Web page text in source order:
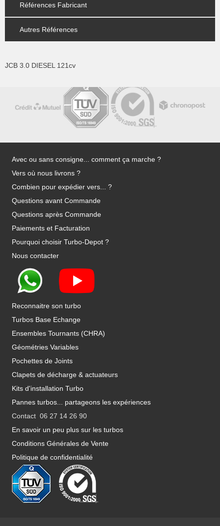
Références Fabricant
Autres Références
JCB 3.0 DIESEL 121cv
Avec ou sans consigne... comment ça marche ?
Vers où nous livrons ?
Combien pour expédier vers... ?
Questions avant Commande
Questions après Commande
Paiements et Facturation
Pourquoi choisir Turbo-Depot ?
Nous contacter
Reconnaitre son turbo
Turbos Base Echange
Ensembles Tournants (CHRA)
Géométries Variables
Pochettes de Joints
Clapets de décharge & actuateurs
Kits d'installation Turbo
Pannes turbos... partageons les expériences
Contact 06 27 14 26 90
En savoir un peu plus sur les turbos
Conditions Générales de Vente
Politique de confidentialité